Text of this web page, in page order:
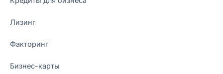
Лизинг
Факторинг
Бизнес-карты